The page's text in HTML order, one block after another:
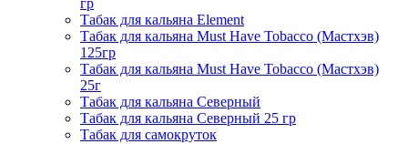
гр
Табак для кальяна Element
Табак для кальяна Must Have Tobacco (Мастхэв)
125гр
Табак для кальяна Must Have Tobacco (Мастхэв)
25г
Табак для кальяна Северный
Табак для кальяна Северный 25 гр
Табак для самокруток